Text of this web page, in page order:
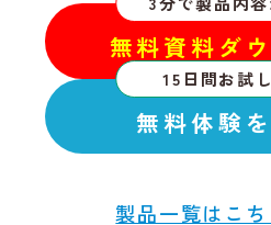
無料資料ダ
15日間お試
無料体験
製品一覧はこ